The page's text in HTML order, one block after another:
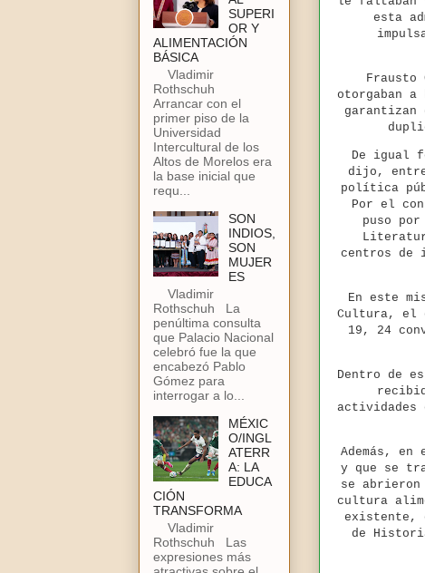
esta
Frausto
otorgaban
De igual
dijo, entre
política
Por el
puso
centros de
En este
Cultura, el
19, 24
Dentro de
Además,
y que se
se
cultura
existente,
de
SUPERI
OR Y
ALIMENTACIÓN
BÁSICA
Vladimir
Rothschuh
Arrancar con el
primer piso de la
Universidad
Intercultural de los
Altos de Morelos era
la base inicial que
requ...
SON
INDIOS,
SON
MUJER
ES
Vladimir
Rothschuh La
penúltima consulta
que Palacio Nacional
celebró fue la que
encabezó Pablo
Gómez para
interrogar a lo...
MÉXIC
O/INGL
ATERR
A: LA
EDUCA
CIÓN
TRANSFORMA
Vladimir
Rothschuh Las
expresiones más